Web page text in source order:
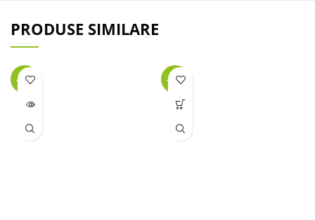
PRODUSE SIMILARE
-44%
LIPSĂ
-34%